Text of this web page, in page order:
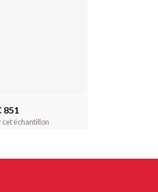
851
cet échantillon